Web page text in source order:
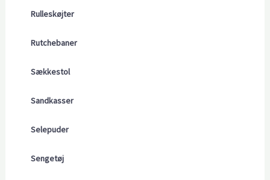
Rulleskøjter
Rutchebaner
Sækkestol
Sandkasser
Selepuder
Sengetøj